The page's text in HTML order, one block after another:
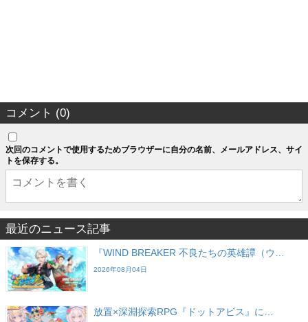
コメント (0)
次回のコメントで使用するためブラウザーに自分の名前、メールアドレス、サイ
トを保存する。
最近のニュース記事
『WIND BREAKER 不良たちの英雄譚（ウ…
2026年08月04日
放置×深淵探索RPG『ドットアビス』に…